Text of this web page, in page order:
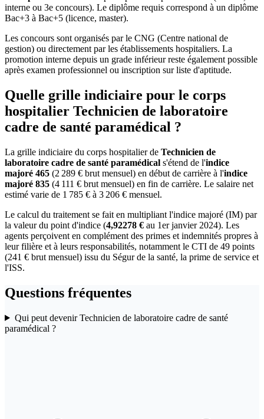
interne ou 3e concours). Le diplôme requis correspond à un diplôme
Bac+3 à Bac+5 (licence, master).
Les concours sont organisés par le CNG (Centre national de
gestion) ou directement par les établissements hospitaliers. La
promotion interne depuis un grade inférieur reste également possible
après examen professionnel ou inscription sur liste d'aptitude.
Quelle grille indiciaire pour le corps
hospitalier Technicien de laboratoire
cadre de santé paramédical ?
La grille indiciaire du corps hospitalier de Technicien de
laboratoire cadre de santé paramédical s'étend de l'indice
majoré 465 (2 289 € brut mensuel) en début de carrière à l'indice
majoré 835 (4 111 € brut mensuel) en fin de carrière. Le salaire net
estimé varie de 1 785 € à 3 206 € mensuel.
Le calcul du traitement se fait en multipliant l'indice majoré (IM) par
la valeur du point d'indice (4,92278 € au 1er janvier 2024). Les
agents perçoivent en complément des primes et indemnités propres à
leur filière et à leurs responsabilités, notamment le CTI de 49 points
(241 € brut mensuel) issu du Ségur de la santé, la prime de service et
l'ISS.
Questions fréquentes
Qui peut devenir Technicien de laboratoire cadre de santé
paramédical ?